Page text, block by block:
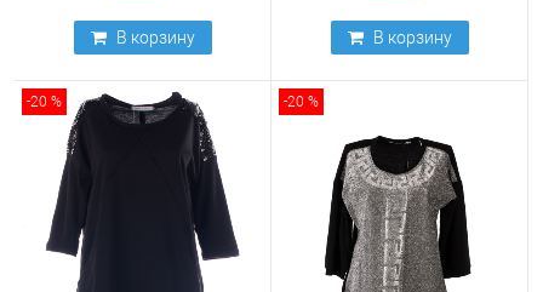
В корзину В корзину
-20 % -20 %